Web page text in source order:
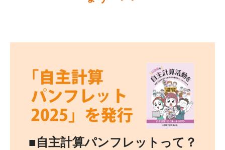
■自主計算パンフレットって？